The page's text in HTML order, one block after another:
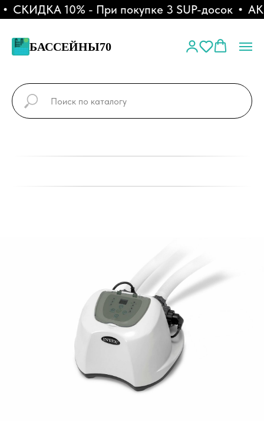
СКИДКА 10% - При покупке 3 SUP-досок
БАССЕЙНЫ70